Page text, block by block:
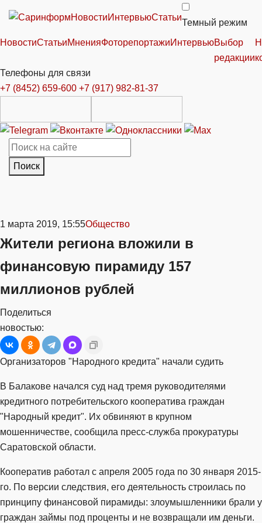
НовостиИнтервьюСтатьи
Темный режим
НовостиСтатьиМненияФоторепортажиИнтервьюВыбор
редакции
Телефоны для связи
+7 (8452) 659-600 +7 (917) 982-81-37
Поиск
1 марта 2019, 15:55Общество
Жители региона вложили в
финансовую пирамиду 157
миллионов рублей
Поделиться
новостью:
Организаторов "Народного кредита" начали судить
В Балакове начался суд над тремя руководителями
кредитного потребительского кооператива граждан
"Народный кредит". Их обвиняют в крупном
мошенничестве, сообщила пресс-служба прокуратуры
Саратовской области.
Кооператив работал с апреля 2005 года по 30 января 2015-
го. По версии следствия, его деятельность строилась по
принципу финансовой пирамиды: злоумышленники брали у
граждан займы под проценты и не возвращали им деньги.